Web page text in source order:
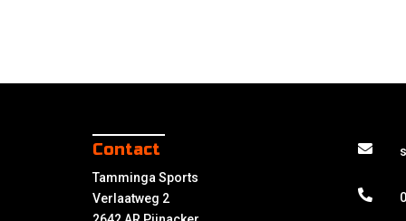
Contact
Tamminga Sports
Verlaatweg 2